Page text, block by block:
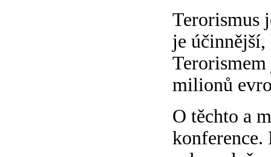
Terorismus
je
milionů
O těchto a
konference.